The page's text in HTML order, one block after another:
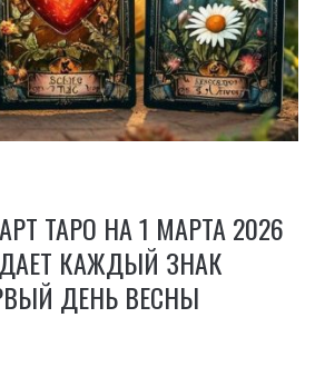
ТАРО НА 1 МАРТА 2026
КАЖДЫЙ ЗНАК
ДЕНЬ ВЕСНЫ